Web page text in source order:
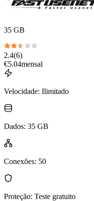
35 GB
2.4(6)
€5.04mensal
Velocidade: Ilimitado
Dados: 35 GB
Conexões: 50
Proteção: Teste gratuito